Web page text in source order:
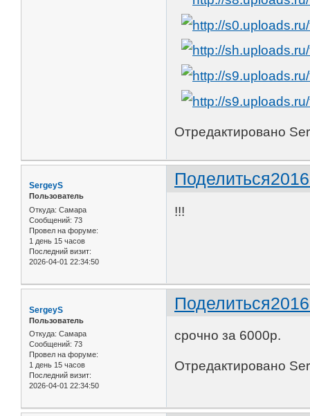
Отредактировано
Поделиться
SergeyS
Пользователь
Откуда: Самара
Сообщений: 73
Провел на форуме:
1 день 15 часов
Последний визит:
2026-04-01 22:34:50
!!!
Поделиться
SergeyS
Пользователь
Откуда: Самара
Сообщений: 73
Провел на форуме:
1 день 15 часов
Последний визит:
2026-04-01 22:34:50
срочно за 6000р.
Отредактировано